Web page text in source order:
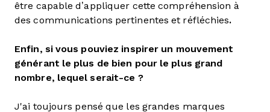
être capable d’appliquer cette compréhension à
des communications pertinentes et réfléchies.
Enfin, si vous pouviez inspirer un mouvement
générant le plus de bien pour le plus grand
nombre, lequel serait-ce ?
J'ai toujours pensé que les grandes marques